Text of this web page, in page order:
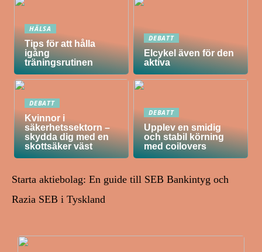
HÄLSA
Tips för att hålla
igång
träningsrutinen
DEBATT
Elcykel även för den
aktiva
DEBATT
Kvinnor i
säkerhetssektorn –
skydda dig med en
skottsäker väst
DEBATT
Upplev en smidig
och stabil körning
med coilovers
Starta aktiebolag: En guide till SEB Bankintyg och
Razia SEB i Tyskland